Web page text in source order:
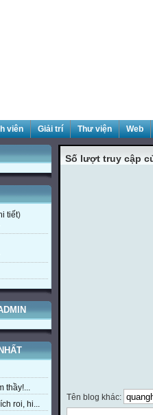
viên Giải trí Thư viện Web
tiết)
thầy!...
roi, hi...
Số lượt truy cập
Tên blog khác: